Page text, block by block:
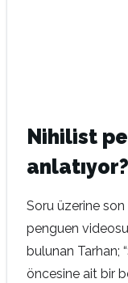
Nihilist
anlatıyor?
Soru üzerine
penguen
bulunan Tarhan;
öncesine ait bir